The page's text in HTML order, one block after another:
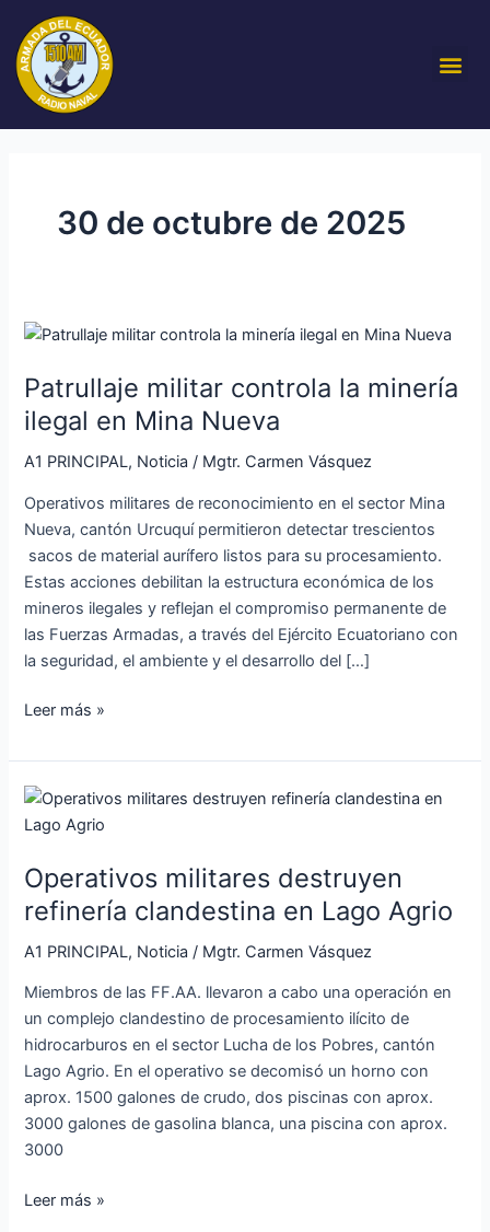
contenido
30 de octubre de 2025
Patrullaje militar controla la minería
ilegal en Mina Nueva
A1 PRINCIPAL, Noticia / Mgtr. Carmen Vásquez
Operativos militares de reconocimiento en el sector Mina
Nueva, cantón Urcuquí permitieron detectar trescientos
sacos de material aurífero listos para su procesamiento.
Estas acciones debilitan la estructura económica de los
mineros ilegales y reflejan el compromiso permanente de
las Fuerzas Armadas, a través del Ejército Ecuatoriano con
la seguridad, el ambiente y el desarrollo del […]
Patrullaje
controla
la
minería
ilegal
Mina
Nueva
Leer más »
Operativos militares destruyen
refinería clandestina en Lago Agrio
A1 PRINCIPAL, Noticia / Mgtr. Carmen Vásquez
Miembros de las FF.AA. llevaron a cabo una operación en
un complejo clandestino de procesamiento ilícito de
hidrocarburos en el sector Lucha de los Pobres, cantón
Lago Agrio. En el operativo se decomisó un horno con
aprox. 1500 galones de crudo, dos piscinas con aprox.
3000 galones de gasolina blanca, una piscina con aprox.
3000
Operativos
militares
refinería
clandestina
Lago
Agrio
Leer más »